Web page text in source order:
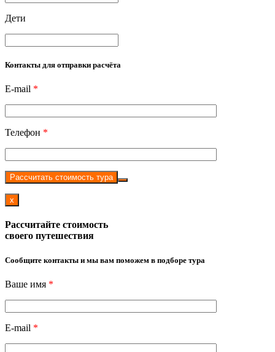
Дети
Контакты для отправки расчёта
E-mail *
Телефон *
Рассчитать стоимость тура
x
Рассчитайте стоимость
своего путешествия
Сообщите контакты и мы вам поможем в подборе тура
Ваше имя *
E-mail *